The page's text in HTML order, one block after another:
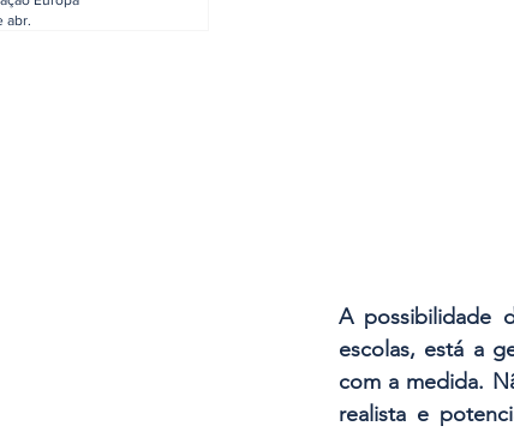
abr.
A possibilidade
escolas, está a
com a medida.
realista e